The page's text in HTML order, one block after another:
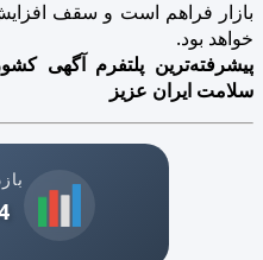
خواهد بود.
پیشرفته‌ترین پلتفرم آگهی
سلامت ایران عزیز